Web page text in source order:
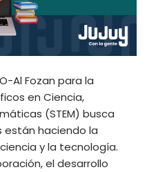
Al Fozan para la
en Ciencia,
(STEM) busca
están haciendo la
y la tecnología.
el desarrollo